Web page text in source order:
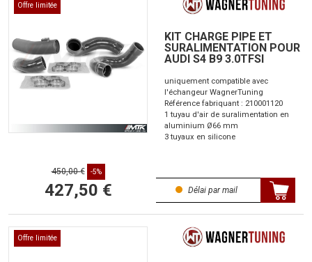
Offre limitée
KIT CHARGE PIPE ET
SURALIMENTATION POUR
AUDI S4 B9 3.0TFSI
uniquement compatible avec
l'échangeur WagnerTuning
Référence fabriquant : 210001120
1 tuyau d'air de suralimentation en
aluminium Ø66 mm
3 tuyaux en silicone
450,00 € -5%
427,50 € Délai par mail
Offre limitée